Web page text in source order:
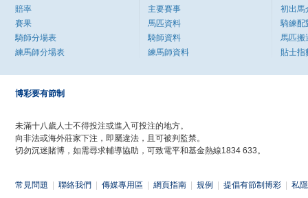
賠率
賽果
騎師分場表
練馬師分場表
主要賽事
馬匹資料
騎師資料
練馬師資料
初出馬
騎練配
馬匹搬
貼士指
博彩要有節制
未滿十八歲人士不得投注或進入可投注的地方。
向非法或海外莊家下注，即屬違法，且可被判監禁。
切勿沉迷賭博，如需尋求輔導協助，可致電平和基金熱線1834 633。
常見問題 聯絡我們 傳媒專用區 網頁指南 規例 提倡有節制博彩 私